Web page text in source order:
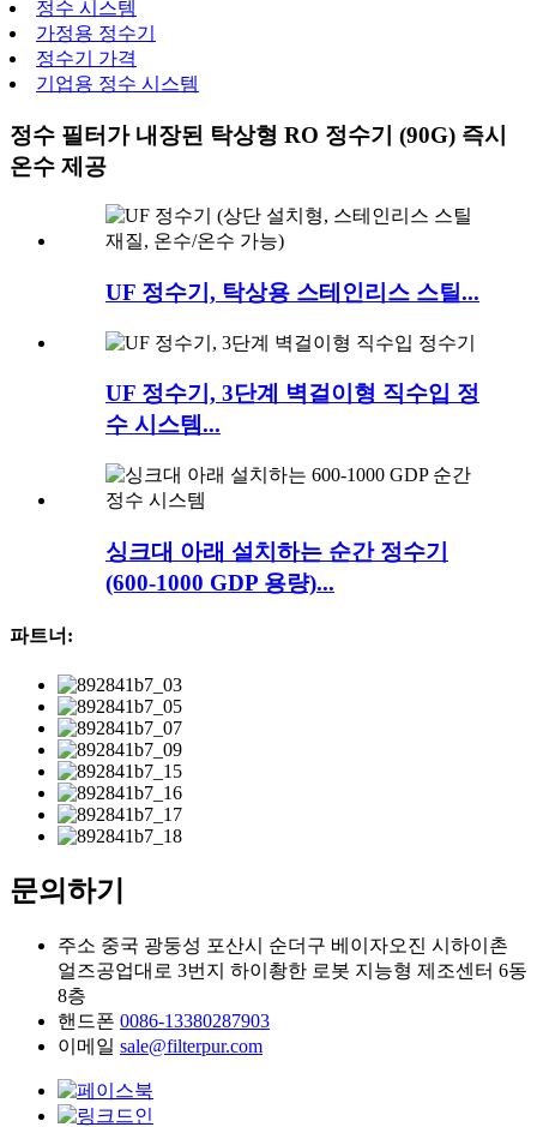
정수 시스템
가정용 정수기
정수기 가격
기업용 정수 시스템
정수 필터가 내장된 탁상형 RO 정수기 (90G) 즉시
온수 제공
UF 정수기, 탁상용 스테인리스 스틸...
UF 정수기, 3단계 벽걸이형 직수입 정
수 시스템...
싱크대 아래 설치하는 순간 정수기
(600-1000 GDP 용량)...
파트너:
문의하기
주소 중국 광둥성 포산시 순더구 베이자오진 시하이촌
얼즈공업대로 3번지 하이촹한 로봇 지능형 제조센터 6동
8층
핸드폰 0086-13380287903
이메일 sale@filterpur.com